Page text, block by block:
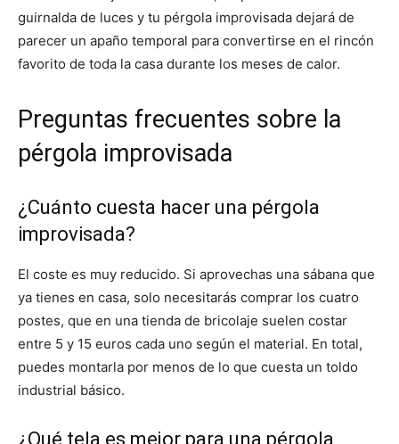
guirnalda de luces y tu pérgola improvisada dejará de
parecer un apaño temporal para convertirse en el rincón
favorito de toda la casa durante los meses de calor.
Preguntas frecuentes sobre la
pérgola improvisada
¿Cuánto cuesta hacer una pérgola
improvisada?
El coste es muy reducido. Si aprovechas una sábana que
ya tienes en casa, solo necesitarás comprar los cuatro
postes, que en una tienda de bricolaje suelen costar
entre 5 y 15 euros cada uno según el material. En total,
puedes montarla por menos de lo que cuesta un toldo
industrial básico.
¿Qué tela es mejor para una pérgola